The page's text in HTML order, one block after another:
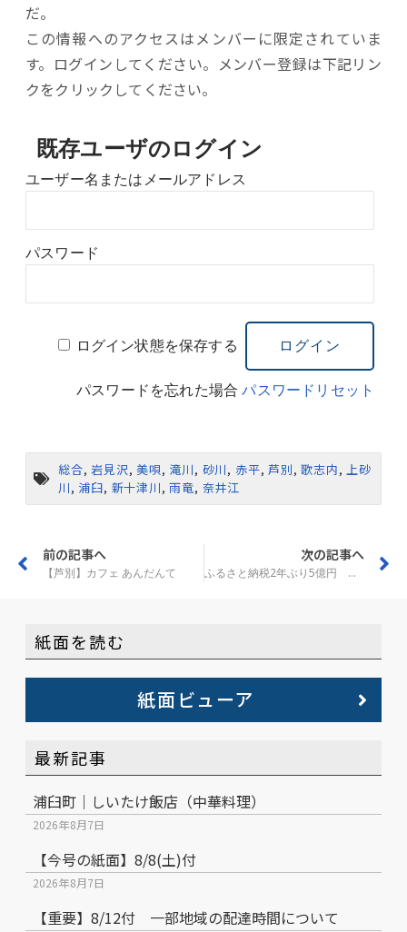
だ。
この情報へのアクセスはメンバーに限定されていま
す。ログインしてください。メンバー登録は下記リン
クをクリックしてください。
既存ユーザのログイン
ユーザー名またはメールアドレス
パスワード
ログイン状態を保存する
パスワードを忘れた場合パスワードリセット
総合,岩見沢,美唄, 滝川, 砂川, 赤平,芦別,歌志内,上砂
川, 浦臼, 新十津川,雨竜, 奈井江
前の記事へ
【芦別】カフェ あんだんて
次の記事へ
ふるさと納税2年ぶり5億円 芦別市
紙面を読む
紙面ビューア
最新記事
浦臼町｜しいたけ飯店（中華料理）
2026年8月7日
【今号の紙面】8/8(土)付
2026年8月7日
【重要】8/12付 一部地域の配達時間について